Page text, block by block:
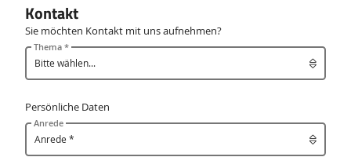
Kontakt
Sie möchten Kontakt mit uns aufnehmen?
Thema *
Persönliche Daten
Anrede